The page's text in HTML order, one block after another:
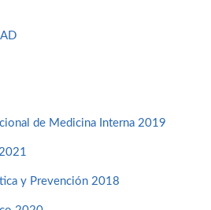
de Medicina Interna 2019
y Prevención 2018